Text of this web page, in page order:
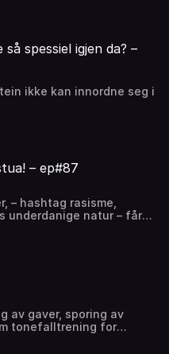
spessiel igjen da? –
ikke kan innordne seg i
– ep#87
– hashtag rasisme,
underdanige natur – får
av Øystein når en gjest
seg ned ved bordet.
ca 20 år siden, og som
yrkeslivet sitt. Vi får
gikk fra å være ufaglært
følge sine egne ideer
omsorg! God lytt – uten
noe Bobkast!
av gaver, sporing av
tonefalltrening for
operasjon, enorme